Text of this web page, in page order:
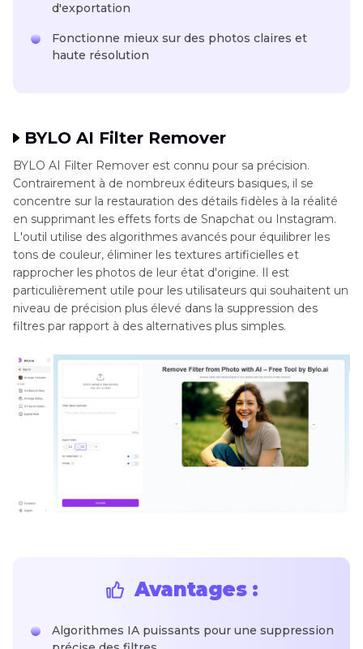
d'exportation
Fonctionne mieux sur des photos claires et
haute résolution
BYLO AI Filter Remover
BYLO AI Filter Remover est connu pour sa précision.
Contrairement à de nombreux éditeurs basiques, il se
concentre sur la restauration des détails fidèles à la réalité
en supprimant les effets forts de Snapchat ou Instagram.
L'outil utilise des algorithmes avancés pour équilibrer les
tons de couleur, éliminer les textures artificielles et
rapprocher les photos de leur état d'origine. Il est
particulièrement utile pour les utilisateurs qui souhaitent un
niveau de précision plus élevé dans la suppression des
filtres par rapport à des alternatives plus simples.
Avantages :
Algorithmes IA puissants pour une suppression